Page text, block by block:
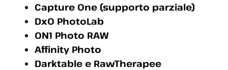
Capture One (supporto parziale)
DxO PhotoLab
ON1 Photo RAW
Affinity Photo
Darktable e RawTherapee